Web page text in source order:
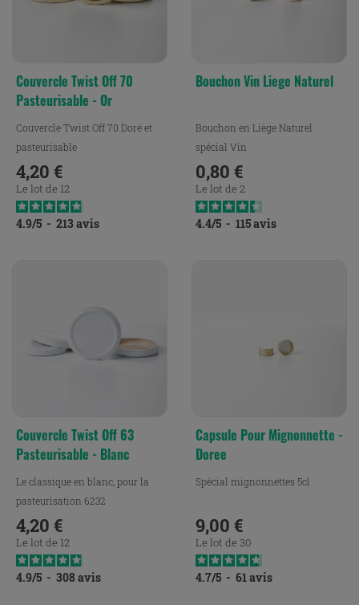
Couvercle Twist Off 70
Pasteurisable - Or
Couvercle Twist Off 70 Doré et
pasteurisable
Prix
4,20 €
Le lot de 12
4.9/5 - 213 avis
Bouchon Vin Liege Naturel
Bouchon en Liège Naturel
spécial Vin
Prix
0,80 €
Le lot de 2
4.4/5 - 115avis
Couvercle Twist Off 63
Pasteurisable - Blanc
Le classique en blanc, pour la
pasteurisation 6232
Prix
4,20 €
Le lot de 12
4.9/5 - 308 avis
Capsule Pour Mignonnette -
Doree
Spécial mignonnettes 5cl
Prix
9,00 €
Le lot de 30
4.7/5 - 61avis